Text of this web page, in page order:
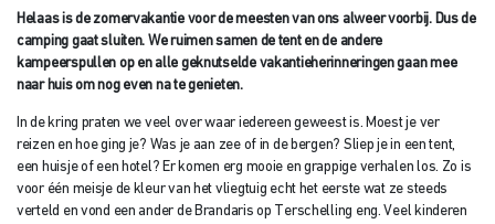
Helaas is de zomervakantie voor de meesten van ons alweer voorbij. Dus de
camping gaat sluiten. We ruimen samen de tent en de andere
kampeerspullen op en alle geknutselde vakantieherinneringen gaan mee
naar huis om nog even na te genieten.
In de kring praten we veel over waar iedereen geweest is. Moest je ver
reizen en hoe ging je? Was je aan zee of in de bergen? Sliep je in een tent,
een huisje of een hotel? Er komen erg mooie en grappige verhalen los. Zo is
voor één meisje de kleur van het vliegtuig echt het eerste wat ze steeds
verteld en vond een ander de Brandaris op Terschelling eng. Veel kinderen